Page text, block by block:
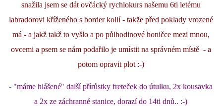
snažila jsem se dát ovčácký rychlokurs našemu 6ti letému
labradorovi kříženého s border kolií - takže před poklady vrozené
má - a jakž takž to vyšlo a po půlhodinové honičce mezi mnou,
ovcemi a psem se nám podařilo je umístit na správném místě - a
potom opravit plot :-)
- "máme hlášené" další přírůstky freteček do útulku, 2x kousavka
a 2x ze záchranné stanice, dorazí do 14ti dnů.. :-)